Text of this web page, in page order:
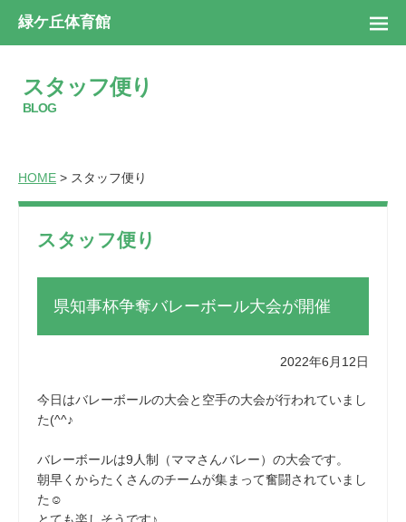
緑ケ丘体育館
スタッフ便り
BLOG
HOME > スタッフ便り
スタッフ便り
県知事杯争奪バレーボール大会が開催
2022年6月12日
今日はバレーボールの大会と空手の大会が行われていまし
た(^^♪
バレーボールは9人制（ママさんバレー）の大会です。
朝早くからたくさんのチームが集まって奮闘されていまし
た☺